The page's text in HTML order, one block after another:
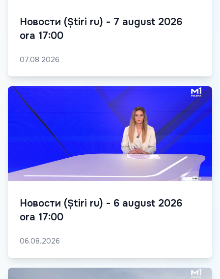
Новости (Știri ru) - 7 august 2026
ora 17:00
07.08.2026
Новости (Știri ru) - 6 august 2026
ora 17:00
06.08.2026